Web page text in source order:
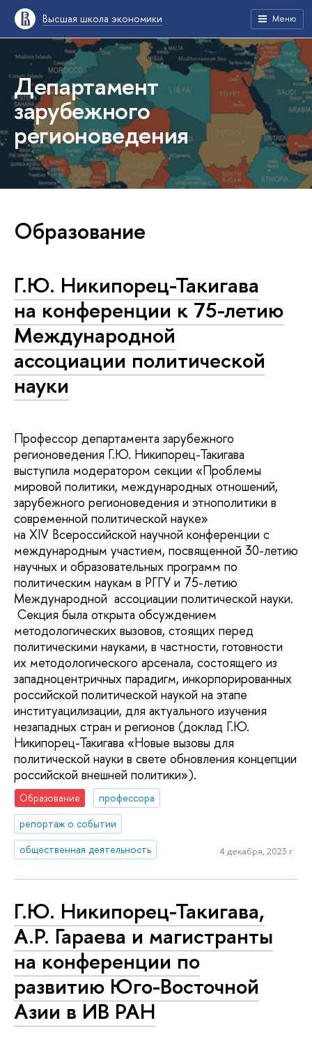
Высшая школа экономики Меню
Департамент
зарубежного
регионоведения
Образование
Г.Ю. Никипорец-Такигава
на конференции к 75-летию
Международной
ассоциации политической
науки
Профессор департамента зарубежного
регионоведения Г.Ю. Никипорец-Такигава
выступила модератором секции «Проблемы
мировой политики, международных отношений,
зарубежного регионоведения и этнополитики в
современной политической науке»
на XIV Всероссийской научной конференции с
международным участием, посвященной 30-летию
научных и образовательных программ по
политическим наукам в РГГУ и 75-летию
Международной ассоциации политической науки.
Секция была открыта обсуждением
методологических вызовов, стоящих перед
политическими науками, в частности, готовности
их методологического арсенала, состоящего из
западноцентричных парадигм, инкорпорированных
российской политической наукой на этапе
институацилизации, для актуального изучения
незападных стран и регионов (доклад Г.Ю.
Никипорец-Такигава «Новые вызовы для
политической науки в свете обновления концепции
российской внешней политики»).
Образование
профессора
репортаж о событии
общественная деятельность
4 декабря, 2023 г.
Г.Ю. Никипорец-Такигава,
А.Р. Гараева и магистранты
на конференции по
развитию Юго-Восточной
Азии в ИВ РАН